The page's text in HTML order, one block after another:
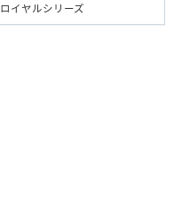
ロイヤルシリーズ